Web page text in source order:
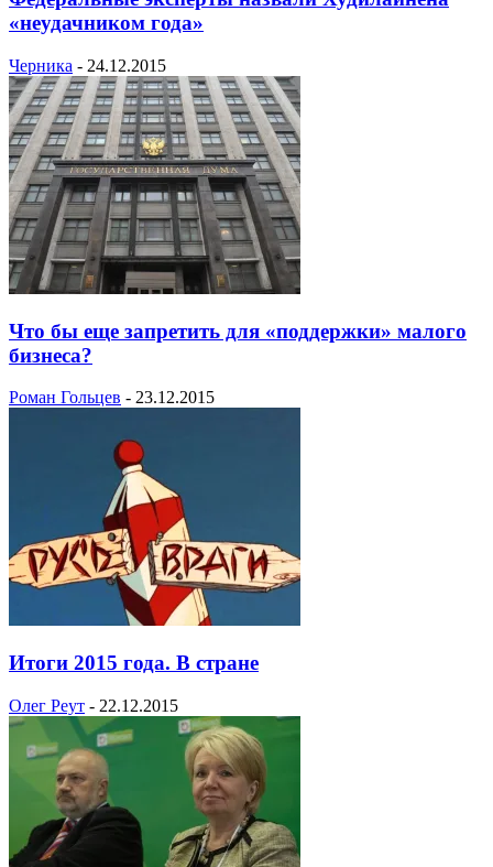
«неудачником года»
Черника - 24.12.2015
Что бы еще запретить для «поддержки» малого
бизнеса?
Роман Гольцев - 23.12.2015
Итоги 2015 года. В стране
Олег Реут - 22.12.2015